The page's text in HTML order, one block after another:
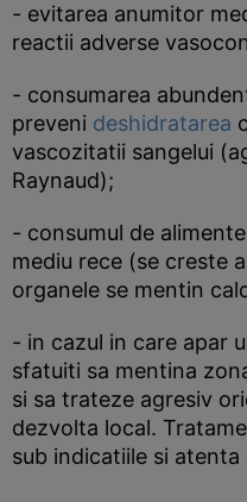
- evitarea anumitor
reactii adverse
- consumarea
preveni deshidratarea
vascozitatii sangelui
Raynaud);
- consumul de
mediu rece (se creste
organele se mentin
- in cazul in care apar
sfatuiti sa mentina
si sa trateze agresiv
dezvolta local.
sub indicatiile si